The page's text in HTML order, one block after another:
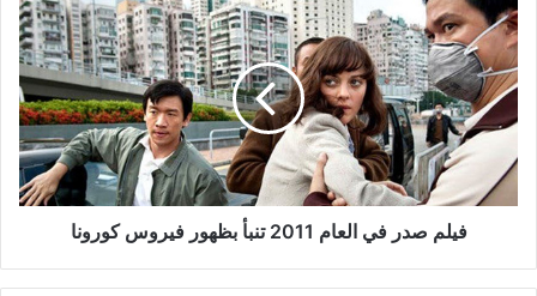
صدر
في
العام
2011
تنبأ
بظهور
فيروس
كورونا
فيلم صدر في العام 2011 تنبأ بظهور فيروس كورونا